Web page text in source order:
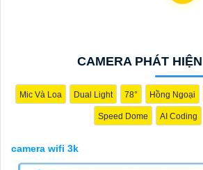
CAMERA PHÁT
Mic Và Loa Dual Light 78° Hồng Ngoại
Speed Dome AI Coding
camera wifi 3k